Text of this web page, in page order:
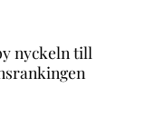
nyckeln till